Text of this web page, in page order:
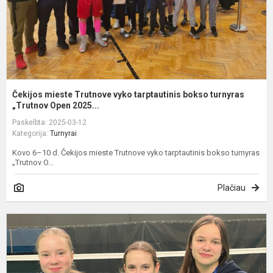
Čekijos mieste Trutnove vyko tarptautinis bokso turnyras
„Trutnov Open 2025...
Paskelbta: 2025-03-12
Kategorija: Turnyrai
Kovo 6–10 d. Čekijos mieste Trutnove vyko tarptautinis bokso turnyras
„Trutnov O...
Plačiau